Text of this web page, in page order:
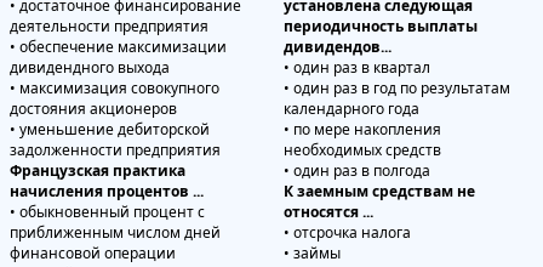
• достаточное финансирование
деятельности предприятия
• обеспечение максимизации
дивидендного выхода
• максимизация совокупного
достояния акционеров
• уменьшение дебиторской
задолженности предприятия
Французская практика
начисления процентов ...
• обыкновенный процент с
приближенным числом дней
финансовой операции
установлена следующая
периодичность выплаты
дивидендов...
• один раз в квартал
• один раз в год по результатам
календарного года
• по мере накопления
необходимых средств
• один раз в полгода
К заемным средствам не
относятся ...
• отсрочка налога
• займы